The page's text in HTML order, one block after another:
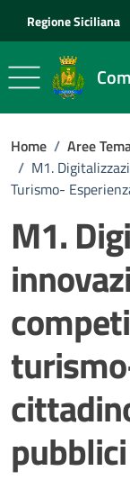
Regione Siciliana
Home / Aree
/ M1.
Turismo-
M1.